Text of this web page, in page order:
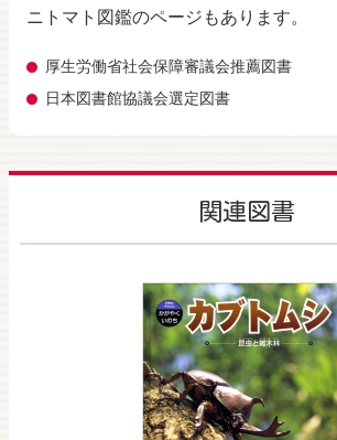
ニトマト図鑑のページもあります。
厚生労働省社会保障審議会推薦図書
日本図書館協議会選定図書
関連図書